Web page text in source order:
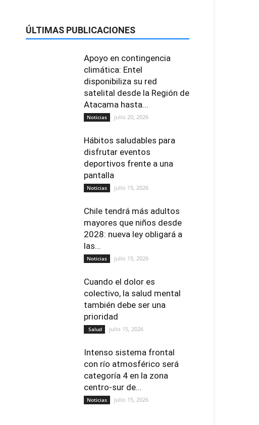
ÚLTIMAS PUBLICACIONES
Apoyo en contingencia
climática: Entel
disponibiliza su red
satelital desde la Región de
Atacama hasta...
Noticias julio 20, 2026
Hábitos saludables para
disfrutar eventos
deportivos frente a una
pantalla
Noticias julio 15, 2026
Chile tendrá más adultos
mayores que niños desde
2028: nueva ley obligará a
las...
Noticias julio 15, 2026
Cuando el dolor es
colectivo, la salud mental
también debe ser una
prioridad
Salud julio 15, 2026
Intenso sistema frontal
con río atmosférico será
categoría 4 en la zona
centro-sur de...
Noticias julio 15, 2026